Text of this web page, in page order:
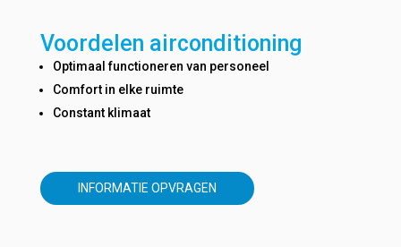
Voordelen airconditioning
Optimaal functioneren van personeel
Comfort in elke ruimte
Constant klimaat
INFORMATIE OPVRAGEN